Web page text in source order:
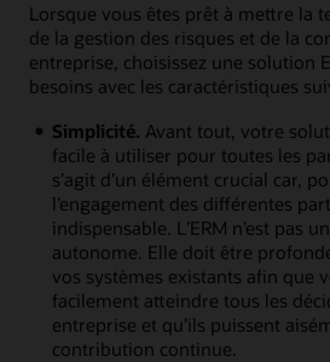
Lorsque vous êtes prêt à mettre la
de la gestion des risques et de la
entreprise, choisissez une solution
besoins avec les caractéristiques
Simplicité. Avant tout, votre
facile à utiliser pour toutes les
s’agit d’un élément crucial car,
l’engagement des différentes
indispensable. L’ERM n’est pas
autonome. Elle doit être
vos systèmes existants afin que
facilement atteindre tous les
entreprise et qu’ils puissent
contribution continue.